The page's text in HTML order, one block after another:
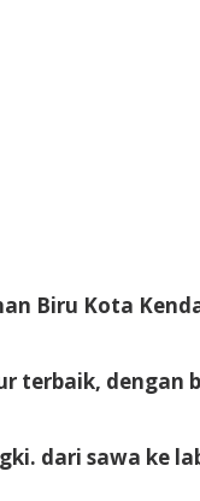
Biru Kota
terbaik,
dari sawa ke